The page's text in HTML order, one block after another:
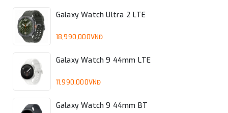
Galaxy Watch Ultra 2 LTE
18,990,000VNĐ
Galaxy Watch 9 44mm LTE
11,990,000VNĐ
Galaxy Watch 9 44mm BT